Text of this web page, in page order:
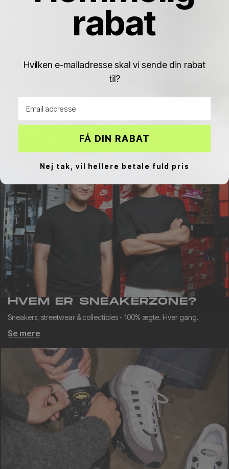
Spezial
HVEM ER SNEAKERZONE?
Sneakers, streetwear & collectibles - 100% ægte. Hver gang.
Se mere
rabat
Hvilken e-mailadresse skal vi sende din rabat
til?
FÅ DIN RABAT
Nej tak, vil hellere betale fuld pris